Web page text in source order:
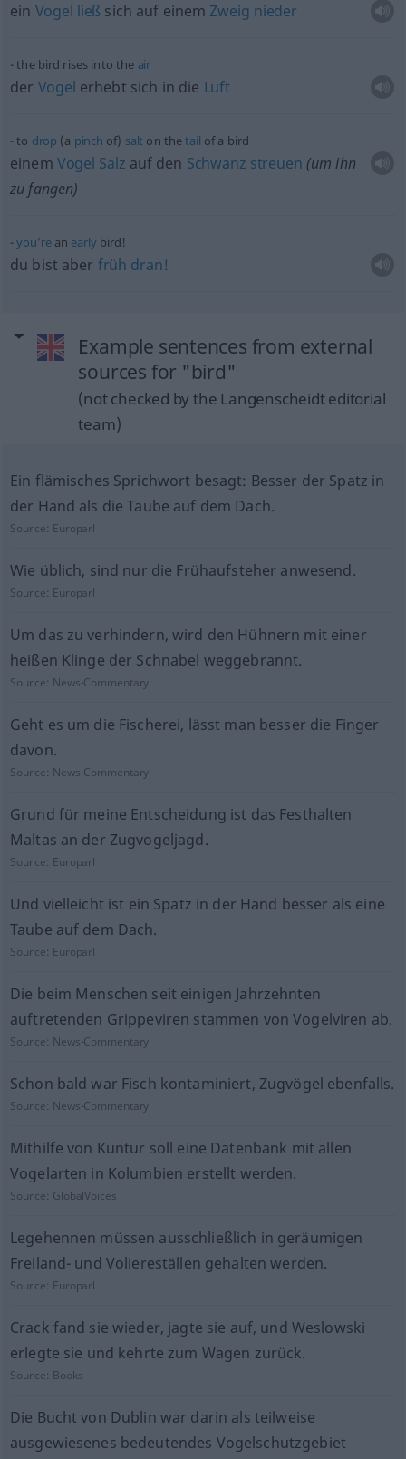
ein Vogel ließ sich auf einem Zweig nieder
the bird rises into the air
der Vogel erhebt sich in die Luft
to drop (a pinch of) salt on thetail of a bird
einem Vogel Salz auf den Schwanz streuen (um ihn
zu fangen)
you’rean earlybird!
du bist aber früh dran!
Example sentences from external
sources for "bird"
(not checked by the Langenscheidt editorial
team)
Ein flämisches Sprichwort besagt: Besser der Spatz in
der Hand als die Taube auf dem Dach.
Source: Europarl
Wie üblich, sind nur die Frühaufsteher anwesend.
Source: Europarl
Um das zu verhindern, wird den Hühnern mit einer
heißen Klinge der Schnabel weggebrannt.
Source: News-Commentary
Geht es um die Fischerei, lässt man besser die Finger
davon.
Source: News-Commentary
Grund für meine Entscheidung ist das Festhalten
Maltas an der Zugvogeljagd.
Source: Europarl
Und vielleicht ist ein Spatz in der Hand besser als eine
Taube auf dem Dach.
Source: Europarl
Die beim Menschen seit einigen Jahrzehnten
auftretenden Grippeviren stammen von Vogelviren ab.
Source: News-Commentary
Schon bald war Fisch kontaminiert, Zugvögel ebenfalls.
Source: News-Commentary
Mithilfe von Kuntur soll eine Datenbank mit allen
Vogelarten in Kolumbien erstellt werden.
Source: GlobalVoices
Legehennen müssen ausschließlich in geräumigen
Freiland- und Voliereställen gehalten werden.
Source: Europarl
Crack fand sie wieder, jagte sie auf, und Weslowski
erlegte sie und kehrte zum Wagen zurück.
Source: Books
Die Bucht von Dublin war darin als teilweise
ausgewiesenes bedeutendes Vogelschutzgebiet